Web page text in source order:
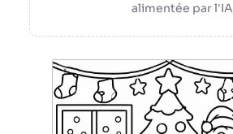
alimentée par l'IA